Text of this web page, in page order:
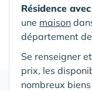
Résidence
une maison
département
Se renseigner
prix, les
nombreux